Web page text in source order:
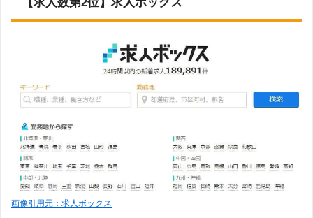
画像引用元：求人ボックス